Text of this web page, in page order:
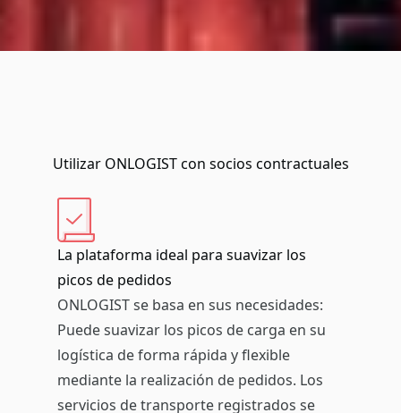
Utilizar ONLOGIST con socios contractuales
La plataforma ideal para suavizar los
picos de pedidos
ONLOGIST se basa en sus necesidades:
Puede suavizar los picos de carga en su
logística de forma rápida y flexible
mediante la realización de pedidos. Los
servicios de transporte registrados se